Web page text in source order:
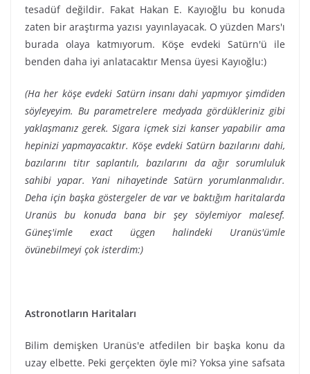
tesadüf değildir. Fakat Hakan E. Kayıoğlu bu konuda
zaten bir araştırma yazısı yayınlayacak. O yüzden Mars'ı
burada olaya katmıyorum. Köşe evdeki Satürn'ü ile
benden daha iyi anlatacaktır Mensa üyesi Kayıoğlu:)
(Ha her köşe evdeki Satürn insanı dahi yapmıyor şimdiden
söyleyeyim. Bu parametrelere medyada gördükleriniz gibi
yaklaşmanız gerek. Sigara içmek sizi kanser yapabilir ama
hepinizi yapmayacaktır. Köşe evdeki Satürn bazılarını dahi,
bazılarını titır saplantılı, bazılarını da ağır sorumluluk
sahibi yapar. Yani nihayetinde Satürn yorumlanmalıdır.
Deha için başka göstergeler de var ve baktığım haritalarda
Uranüs bu konuda bana bir şey söylemiyor malesef.
Güneş'imle exact üçgen halindeki Uranüs'ümle
övünebilmeyi çok isterdim:)
Astronotların Haritaları
Bilim demişken Uranüs'e atfedilen bir başka konu da
uzay elbette. Peki gerçekten öyle mi? Yoksa yine safsata